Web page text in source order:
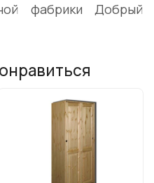
фабрики Добрый